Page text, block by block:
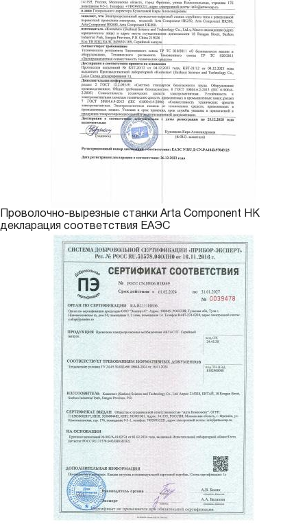
Проволочно-вырезные станки Arta Component HK
декларация соответствия ЕАЭС